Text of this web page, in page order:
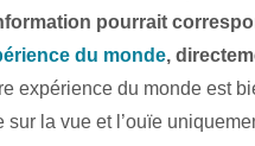
pourrait
du monde,
expérience du monde est
la vue et l’ouïe